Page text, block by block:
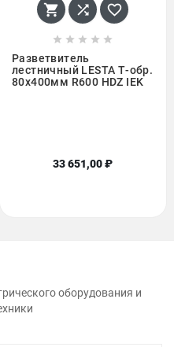
  
    
Pазветвитель
лестничный LESTA Т-обр.
80х400мм R600 HDZ IEK
33 651,00 ₽
оборудования и